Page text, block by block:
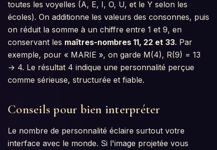
toutes les voyelles (A, E, I, O, U, et le Y selon les
écoles). On additionne les valeurs des consonnes, puis
on réduit la somme à un chiffre entre 1 et 9, en
conservant les maîtres-nombres 11, 22 et 33. Par
exemple, pour « MARIE », on garde M(4), R(9) = 13
→ 4. Le résultat 4 indique une personnalité perçue
comme sérieuse, structurée et fiable.
Conseils pour bien interpréter
Le nombre de personnalité éclaire surtout votre
interface avec le monde. Si l'image projetée vous